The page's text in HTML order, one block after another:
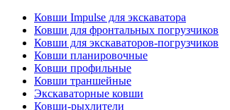
Ковши Impulse для экскаватора
Ковши для фронтальных погрузчиков
Ковши для экскаваторов-погрузчиков
Ковши планировочные
Ковши профильные
Ковши траншейные
Экскаваторные ковши
Ковши-рыхлители